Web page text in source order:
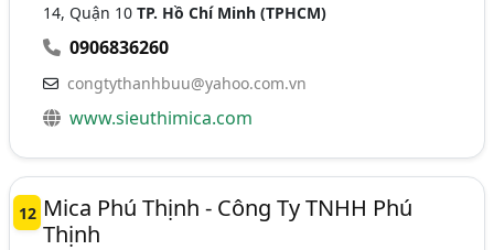
14, Quận 10TP. Hồ Chí Minh (TPHCM)
0906836260
congtythanhbuu@yahoo.com.vn
www.sieuthimica.com
12 Mica Phú Thịnh - Công Ty TNHH Phú
Thịnh